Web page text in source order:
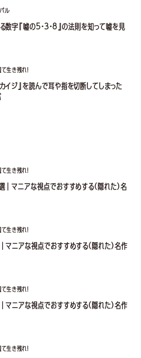
ル
数字『嘘の5・3・8』の法則を知って嘘を見
生き残れ！
イジ』を読んで耳や指を切断してしまった
生き残れ！
｜マニアな視点でおすすめする(隠れた)名
生き残れ！
マニアな視点でおすすめする(隠れた)名作
生き残れ！
マニアな視点でおすすめする(隠れた)名作
生き残れ！